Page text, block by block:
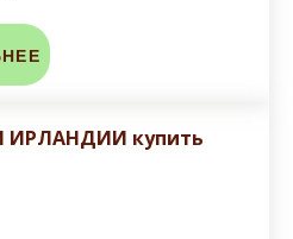
ИРЛАНДИИ купить